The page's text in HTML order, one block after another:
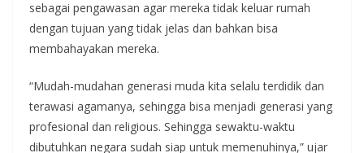
sebagai pengawasan agar mereka tidak keluar rumah
dengan tujuan yang tidak jelas dan bahkan bisa
membahayakan mereka.
“Mudah-mudahan generasi muda kita selalu terdidik dan
terawasi agamanya, sehingga bisa menjadi generasi yang
profesional dan religious. Sehingga sewaktu-waktu
dibutuhkan negara sudah siap untuk memenuhinya,” ujar